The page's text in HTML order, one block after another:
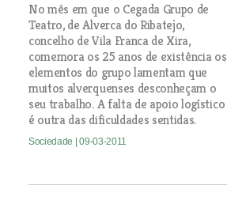
No mês em que o Cegada Grupo de
Teatro, de Alverca do Ribatejo,
concelho de Vila Franca de Xira,
comemora os 25 anos de existência os
elementos do grupo lamentam que
muitos alverquenses desconheçam o
seu trabalho. A falta de apoio logístico
é outra das dificuldades sentidas.
Sociedade | 09-03-2011